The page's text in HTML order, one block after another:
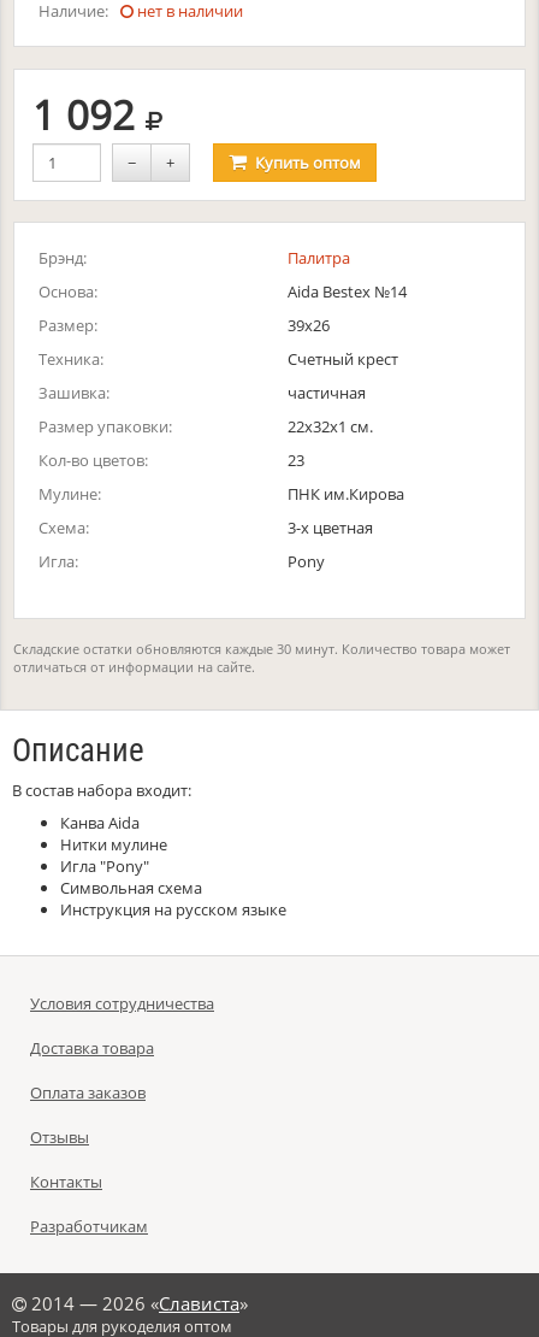
Наличие:
нет в наличии
1 092 руб.
− + Купитьоптом
Брэнд:
Палитра
Основа:
Aida Bestex №14
Размер:
39х26
Техника:
Счетный крест
Зашивка:
частичная
Размер упаковки:
22x32x1 см.
Кол-во цветов:
23
Мулине:
ПНК им.Кирова
Схема:
3-х цветная
Игла:
Pony
Складские остатки обновляются каждые 30 минут. Количество товара может
отличаться от информации на сайте.
Описание
В состав набора входит:
Канва Aida
Нитки мулине
Игла "Pony"
Символьная схема
Инструкция на русском языке
Условия сотрудничества
Доставка товара
Оплата заказов
Отзывы
Контакты
Разработчикам
©2014 — 2026 «Слависта»
Товары для рукоделия оптом